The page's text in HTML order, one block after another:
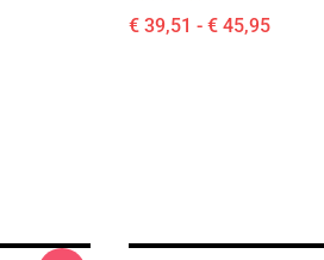
€ 39,51 - € 45,95